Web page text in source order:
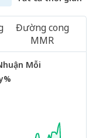
Đường cong
MMR
Mỗi